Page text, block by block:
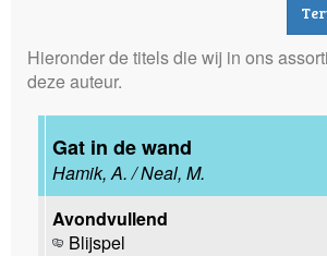
Hieronder de titels die wij in ons
deze auteur.
Gat in de wand
Hamik, A. / Neal, M.
Avondvullend
Blijspel